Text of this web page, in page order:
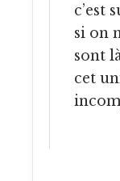
c’est
si on
sont
cet